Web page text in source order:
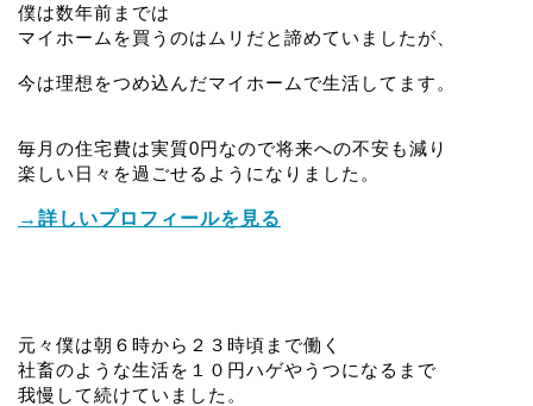
僕は数年前までは
マイホームを買うのはムリだと諦めていましたが、
今は理想をつめ込んだマイホームで生活してます。
毎月の住宅費は実質0円なので将来への不安も減り
楽しい日々を過ごせるようになりました。
→詳しいプロフィールを見る
元々僕は朝６時から２３時頃まで働く
社畜のような生活を１０円ハゲやうつになるまで
我慢して続けていました。